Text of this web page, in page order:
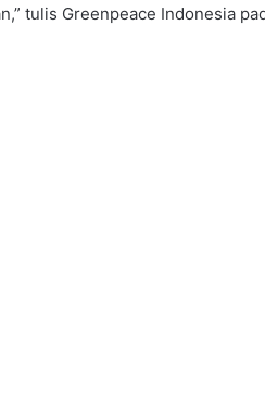
tulis Greenpeace Indonesia